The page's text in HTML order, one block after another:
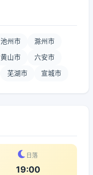
池州市 滁州市
黄山市 六安市
芜湖市 宣城市
日落
19:00